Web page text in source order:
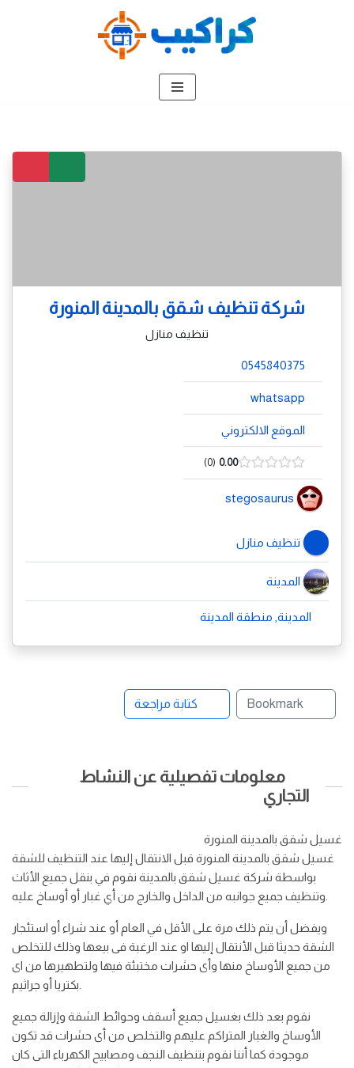
شركة تنظيف شقق بالمدينة المنورة
تنظيف منازل
0545840375
whatsapp
الموقع الالكتروني
0.00
0
stegosaurus
تنظيف منازل
المدينة
المدينة, منطقة المدينة
Bookmark كتابة مراجعة
معلومات تفصيلية عن النشاط
التجاري
غسيل شقق بالمدينة المنورة
غسيل شقق بالمدينة المنورة قبل الانتقال إليها عند التنظيف للشقة
بواسطة شركة غسيل شقق بالمدينة نقوم في بنقل جميع الأثاث
ويفضل أن يتم ذلك مرة على الأقل في العام أو عند شراء أو استئجار
الشقة حديثا قبل الأنتقال إليها او عند الرغبة فى بيعها وذلك للتخلص
من جميع الأوساخ منها وأى حشرات مختبئة فيها ولتطهيرها من اى
نقوم بعد ذلك بغسيل جميع أسقف وحوائط الشقة وإزالة جميع
الأوساخ والغبار المتراكم عليهم والتخلص من أى حشرات قد تكون
موجودة كما أننا نقوم بتنظيف النجف ومصابيح الكهرباء التى كان